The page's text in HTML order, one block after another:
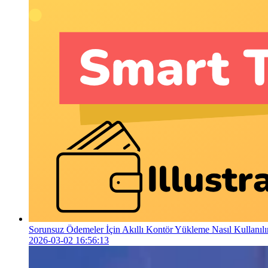
Sorunsuz Ödemeler İçin Akıllı Kontör Yükleme Nasıl
2026-03-02 16:56:13